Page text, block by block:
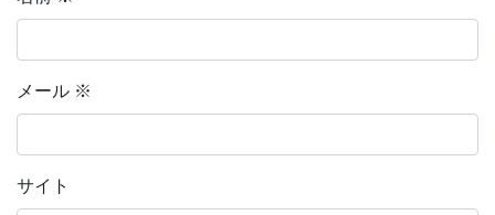
メール ※
サイト